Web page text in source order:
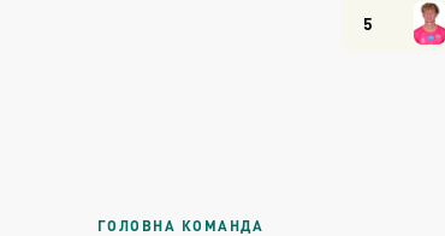
5
ГОЛОВНА КОМАНДА